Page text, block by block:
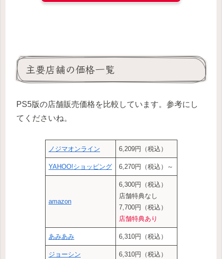
主要店舗の価格一覧
PS5版の店舗販売価格を比較しています。参考にし
てくださいね。
ノジマオンライン 6,209円（税込）
YAHOO!ショッピング 6,270円（税込）～
amazon
6,300円（税込）
店舗特典なし
7,700円（税込）
店舗特典あり
あみあみ 6,310円（税込）
ジョーシン 6,310円（税込）